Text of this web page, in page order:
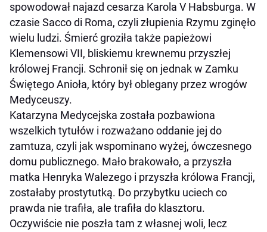
spowodował najazd cesarza Karola V Habsburga. W
czasie Sacco di Roma, czyli złupienia Rzymu zginęło
wielu ludzi. Śmierć groziła także papieżowi
Klemensowi VII, bliskiemu krewnemu przyszłej
królowej Francji. Schronił się on jednak w Zamku
Świętego Anioła, który był oblegany przez wrogów
Medyceuszy.
Katarzyna Medycejska została pozbawiona
wszelkich tytułów i rozważano oddanie jej do
zamtuza, czyli jak wspominano wyżej, ówczesnego
domu publicznego. Mało brakowało, a przyszła
matka Henryka Walezego i przyszła królowa Francji,
zostałaby prostytutką. Do przybytku uciech co
prawda nie trafiła, ale trafiła do klasztoru.
Oczywiście nie poszła tam z własnej woli, lecz